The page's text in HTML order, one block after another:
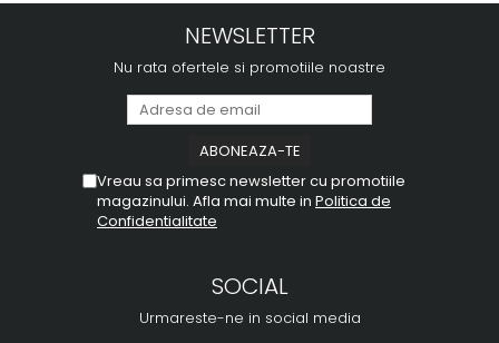
NEWSLETTER
Nu rata ofertele si promotiile noastre
Vreau sa primesc newsletter cu promotiile
magazinului. Afla mai multe in Politica de
Confidentialitate
SOCIAL
Urmareste-ne in social media